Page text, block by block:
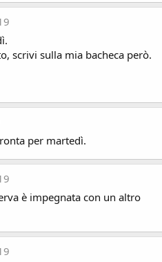
scrivi sulla mia bacheca però.
per martedì.
è impegnata con un altro